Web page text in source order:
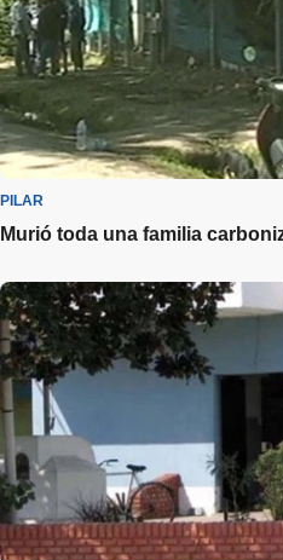
PILAR
Murió toda una familia